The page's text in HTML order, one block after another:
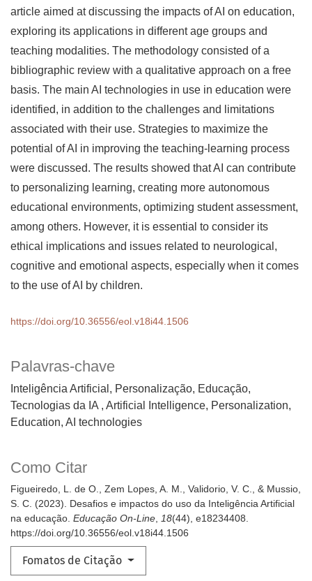
Palavras-chave
Inteligência Artificial, Personalização, Educação,
Tecnologias da IA
Artificial Intelligence, Personalization,
Education, AI technologies
Como Citar
Figueiredo, L. de O., Zem Lopes, A. M., Validorio, V. C., & Mussio,
S. C. (2023). Desafios e impactos do uso da Inteligência Artificial
na educação. Educação On-Line, 18(44), e18234408.
https://doi.org/10.36556/eol.v18i44.1506
Fomatos de Citação
article aimed at discussing the impacts of AI on education,
exploring its applications in different age groups and
teaching modalities. The methodology consisted of a
bibliographic review with a qualitative approach on a free
basis. The main AI technologies in use in education were
identified, in addition to the challenges and limitations
associated with their use. Strategies to maximize the
potential of AI in improving the teaching-learning process
were discussed. The results showed that AI can contribute
to personalizing learning, creating more autonomous
educational environments, optimizing student assessment,
among others. However, it is essential to consider its
ethical implications and issues related to neurological,
cognitive and emotional aspects, especially when it comes
to the use of AI by children.
https://doi.org/10.36556/eol.v18i44.1506